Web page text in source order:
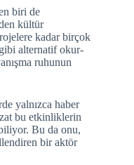
biri de
kültür
kadar birçok
gibi alternatif okur-
ruhunun
yalnızca haber
bu etkinliklerin
Bu da onu,
bir aktör